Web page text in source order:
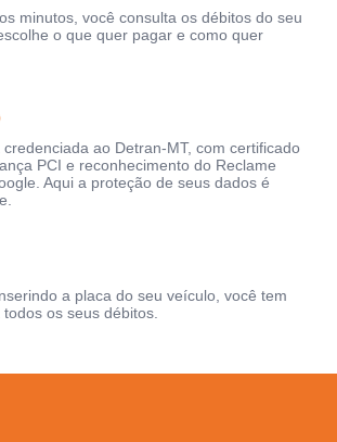
minutos, você consulta os débitos do seu
o que quer pagar e como quer
credenciada ao Detran-MT, com certificado
PCI e reconhecimento do Reclame
Aqui a proteção de seus dados é
a placa do seu veículo, você tem
todos os seus débitos.